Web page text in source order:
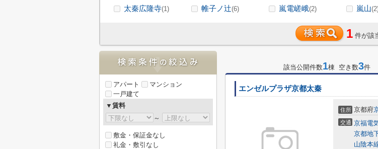
太秦広隆寺(1) 帷子ノ辻(6) 嵐電嵯峨(2) 嵐山
1 件が該
該当公開件数1棟 空き数3件
エンゼルプラザ京都太秦
住所 京都府
交通 京福電
京都地
山陰本
アパート
マンション
一戸建て
▼賃料
～
敷金・保証金なし
礼金・敷引なし